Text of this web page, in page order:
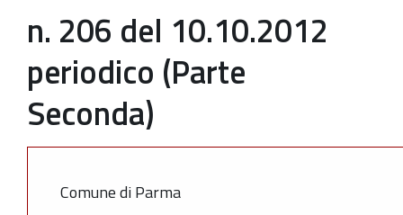
n. 206 del 10.10.2012
periodico (Parte
Seconda)
Comune di Parma